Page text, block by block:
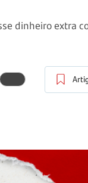
dinheiro extra